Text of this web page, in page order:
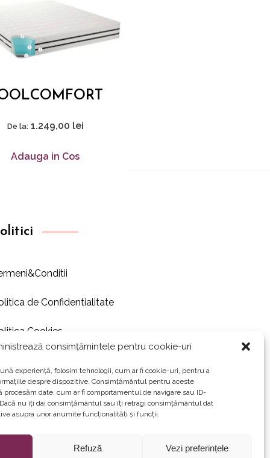
consimțămintele pentru cookie-uri
experiență, folosim tehnologii, cum ar fi cookie-uri, pentru a
despre dispozitive. Consimțământul pentru aceste
procesăm date, cum ar fi comportamentul de navigare sau ID-
nu îți dai consimțământul sau îți retragi consimțământul dat
asupra unor anumite funcționalități și funcții.
Refuză Vezi preferințele
De la: 1.249,00 lei
Adauga in Cos
de Confidentialitate
Cookies